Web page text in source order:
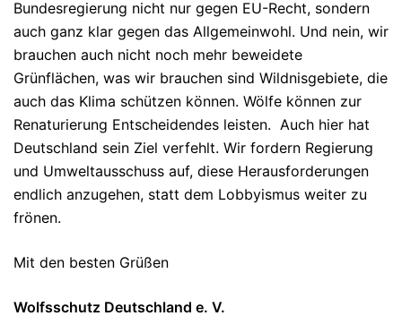
Bundesregierung nicht nur gegen EU-Recht, sondern
auch ganz klar gegen das Allgemeinwohl. Und nein, wir
brauchen auch nicht noch mehr beweidete
Grünflächen, was wir brauchen sind Wildnisgebiete, die
auch das Klima schützen können. Wölfe können zur
Renaturierung Entscheidendes leisten. Auch hier hat
Deutschland sein Ziel verfehlt. Wir fordern Regierung
und Umweltausschuss auf, diese Herausforderungen
endlich anzugehen, statt dem Lobbyismus weiter zu
frönen.
Mit den besten Grüßen
Wolfsschutz Deutschland e. V.